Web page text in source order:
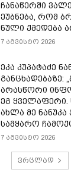
ჩა­ნა­წერ­ში
ეუბ­ნე­ბა, რომ
ნუ­ლი ქმე­დე­ბა
7 აგვისტო 2026
ეკა კუპატაძე
განცხადებაზე:
არასწორი
ეგ
ახლა მე
სამყარო
7 აგვისტო 2026
ვრცლად